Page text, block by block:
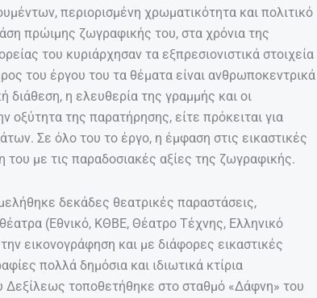
περιορισμένη χρωματικότητα και πολιτικό
πρώιμης ζωγραφικής του, στα χρόνια της
του κυριάρχησαν τα εξπρεσιονιστικά στοιχεία
του έργου του τα θέματα είναι ανθρωποκεντρικά
η ελευθερία της γραμμής και οι
οξύτητα της παρατήρησης, είτε πρόκειται για
Σε όλο του το έργο, η έμφαση στις εικαστικές
με τις παραδοσιακές αξίες της ζωγραφικής.
δεκάδες θεατρικές παραστάσεις,
(Εθνικό, ΚΘΒΕ, Θέατρο Τέχνης, Ελληνικό
εικονογράφηση και με διάφορες εικαστικές
πολλά δημόσια και ιδιωτικά κτίρια
Δεξίλεως τοποθετήθηκε στο σταθμό «Δάφνη» του